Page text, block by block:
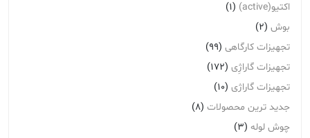
اکتیو(active)
(1)
بوش (2)
تجهیزات کارگاهی (99)
تجهیزات گاراژِی (172)
تجهیزات گاراژی (10)
جدید ترین محصولات (8)
چوش لوله (3)